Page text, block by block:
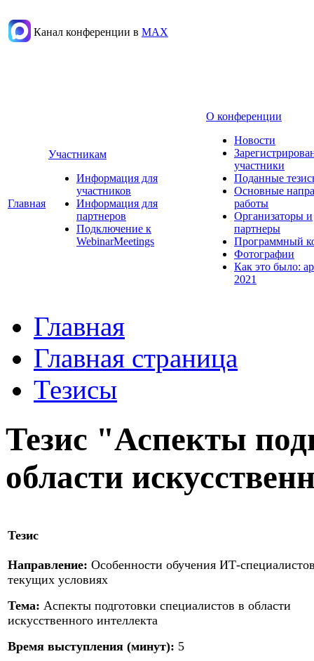
Канал конференции в МАХ
Главная
Участникам
Информация для
участников
Информация для
партнеров
Подключение к
WebinarMeetings
О конференции
Новости
участники
Поданные
Основные
работы
Организаторы и
партнеры
Программный
Фотографии
Как это было:
2021
Главная
Главная страница
Тезисы
Тезис "Аспекты
области
Тезис
Направление: Особенности обучения ИТ-
текущих условиях
Тема: Аспекты подготовки специалистов в области
искусственного интеллекта
Время выступления (минут): 5